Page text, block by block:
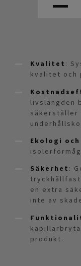
Kvalitet :
kvalitet och
livslängden
säkerställer
Ekologi
Säkerhet :
en extra
inte av
produkt.